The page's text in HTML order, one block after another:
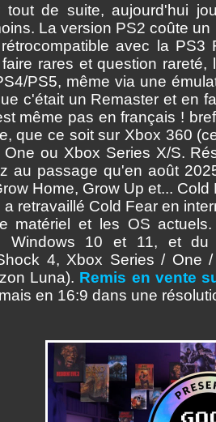
tout de suite, aujourd'hui
La version PS2 coûte
avec la
rares et question
PS5, même via une
c'était un Remaster et en
même pas en français !
que ce soit sur Xbox 360
ou Xbox Series X/S.
au passage qu'en août
Home, Grow Up et...
retravaillé Cold Fear en
matériel et les OS
Windows 10 et 11, et
4, Xbox Series /
Luna). Remis en vente
en 16:9 dans une